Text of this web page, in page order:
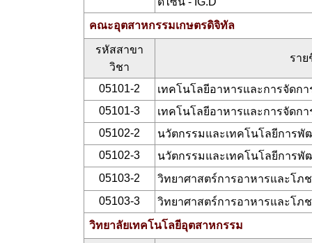
คณะอุตสาหกรรมเกษตรดิจิทัล
รหัสสาขา
วิชา
รา
05101-2
เทคโนโลยีอาหารและการจัดก
05101-3
เทคโนโลยีอาหารและการจัดก
05102-2
นวัตกรรมและเทคโนโลยีการ
05102-3
นวัตกรรมและเทคโนโลยีการ
05103-2
วิทยาศาสตร์การอาหารและโภ
05103-3
วิทยาศาสตร์การอาหารและโภ
วิทยาลัยเทคโนโลยีอุตสาหกรรม